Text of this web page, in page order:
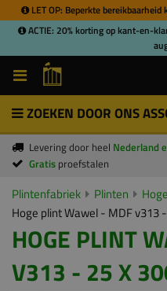
LET OP: Beperkte
ACTIE: 20% korting op kant-en-
ZOEKEN DOOR ONS
Levering door heel Nederland
Gratis proefstalen
Plintenfabriek Plinten
Hoge plint Wawel - MDF v313
HOGE PLINT
V313 - 25 X